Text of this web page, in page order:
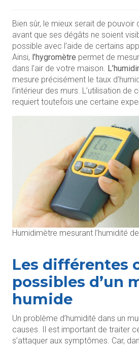
Bien sûr, le mieux serait de
avant que ses dégâts ne soient
possible avec l’aide de certains
Ainsi, l’hygromètre permet de
dans l’air de votre maison.
mesure précisément le taux
l’intérieur des murs. L’utilisation de
requiert toutefois une certaine
Humidimètre mesurant l’humidité
Les différentes
possibles d’un
humide
Un problème d’humidité dans un
causes. Il est important de traiter
s’attaquer aux symptômes. Car,